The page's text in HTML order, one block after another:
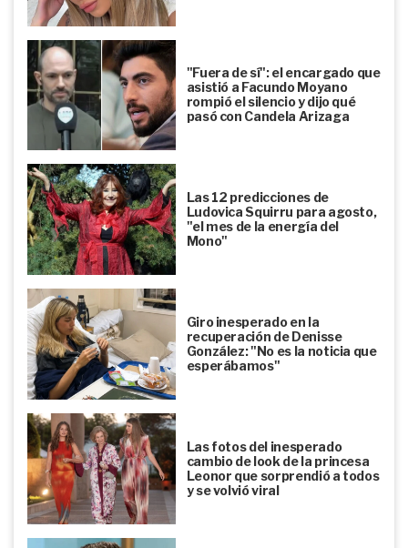
"Fuera de sí": el encargado que
asistió a Facundo Moyano
rompió el silencio y dijo qué
pasó con Candela Arizaga
Las 12 predicciones de
Ludovica Squirru para agosto,
"el mes de la energía del
Mono"
Giro inesperado en la
recuperación de Denisse
González: "No es la noticia que
esperábamos"
Las fotos del inesperado
cambio de look de la princesa
Leonor que sorprendió a todos
y se volvió viral